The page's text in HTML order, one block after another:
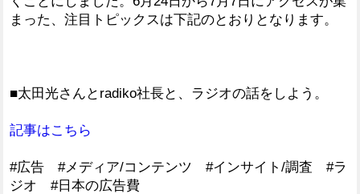
まった、注目トピックスは下記のとおりとなります。
■太田光さんとradiko社長と、ラジオの話をしよう。
記事はこちら
#広告 #メディア/コンテンツ #インサイト/調査 #ラ
ジオ #日本の広告費